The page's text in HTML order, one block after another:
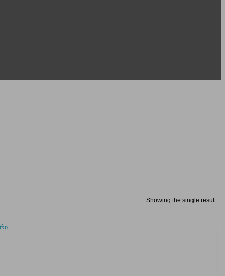
Showing the single result